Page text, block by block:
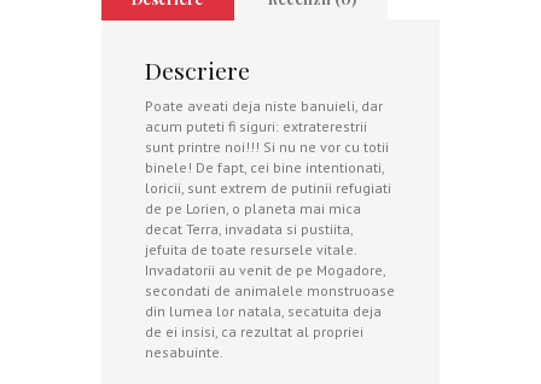
Descriere
Poate aveati deja niste banuieli, dar
acum puteti fi siguri: extraterestrii
sunt printre noi!!! Si nu ne vor cu totii
binele! De fapt, cei bine intentionati,
loricii, sunt extrem de putinii refugiati
de pe Lorien, o planeta mai mica
decat Terra, invadata si pustiita,
jefuita de toate resursele vitale.
Invadatorii au venit de pe Mogadore,
secondati de animalele monstruoase
din lumea lor natala, secatuita deja
de ei insisi, ca rezultat al propriei
nesabuinte.